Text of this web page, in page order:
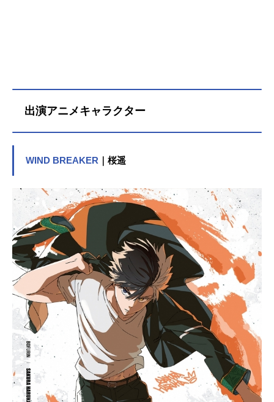
出演アニメキャラクター
WIND BREAKER ｜桜遥